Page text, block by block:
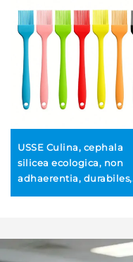
USSE Culina, cephala
silicea ecologica, non
adhaerentia, durabiles,
metallo, secundum
morem Coreano, ad